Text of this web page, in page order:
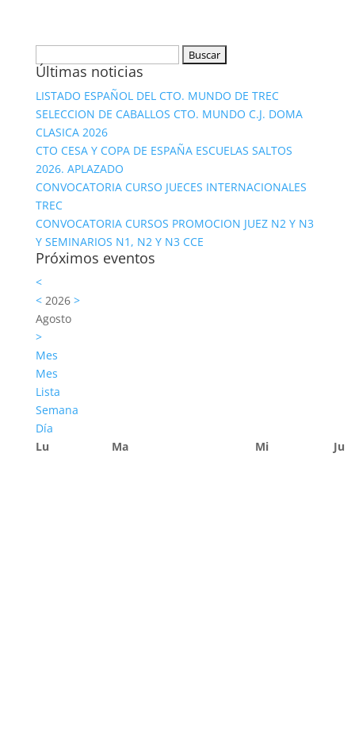
Últimas noticias
LISTADO ESPAÑOL DEL CTO. MUNDO DE TREC
SELECCION DE CABALLOS CTO. MUNDO C.J. DOMA
CLASICA 2026
CTO CESA Y COPA DE ESPAÑA ESCUELAS SALTOS
2026. APLAZADO
CONVOCATORIA CURSO JUECES INTERNACIONALES
TREC
CONVOCATORIA CURSOS PROMOCION JUEZ N2 Y N3
Y SEMINARIOS N1, N2 Y N3 CCE
Próximos eventos
<
<2026 >
Agosto
>
Mes
Mes
Lista
Semana
Día
Lu
Ma Mi Ju